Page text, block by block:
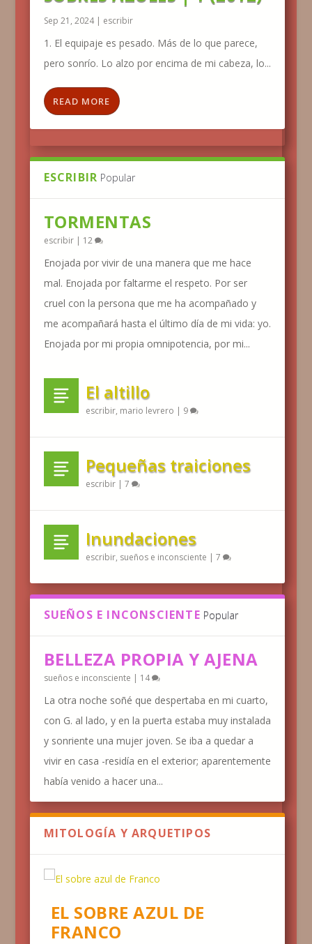
Sep 21, 2024| escribir
1. El equipaje es pesado. Más de lo que parece,
pero sonrío. Lo alzo por encima de mi cabeza, lo...
READ MORE
ESCRIBIR Popular
TORMENTAS
escribir| 12
Enojada por vivir de una manera que me hace
mal. Enojada por faltarme el respeto. Por ser
cruel con la persona que me ha acompañado y
me acompañará hasta el último día de mi vida: yo.
Enojada por mi propia omnipotencia, por mi...
El altillo
escribir, mario levrero | 9
Pequeñas traiciones
escribir| 7
Inundaciones
escribir, sueños e inconsciente | 7
SUEÑOS E INCONSCIENTE Popular
BELLEZA PROPIA Y AJENA
sueños e inconsciente | 14
La otra noche soñé que despertaba en mi cuarto,
con G. al lado, y en la puerta estaba muy instalada
y sonriente una mujer joven. Se iba a quedar a
vivir en casa -residía en el exterior; aparentemente
había venido a hacer una...
MITOLOGÍA Y ARQUETIPOS
EL SOBRE AZUL DE
FRANCO